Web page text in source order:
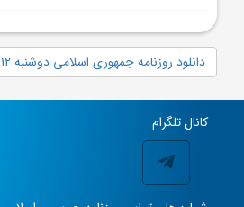
دانلود روزنامه جمهوری اسلامی دوشنبه 1404/08/12 شماره 13222
کانال تلگرام